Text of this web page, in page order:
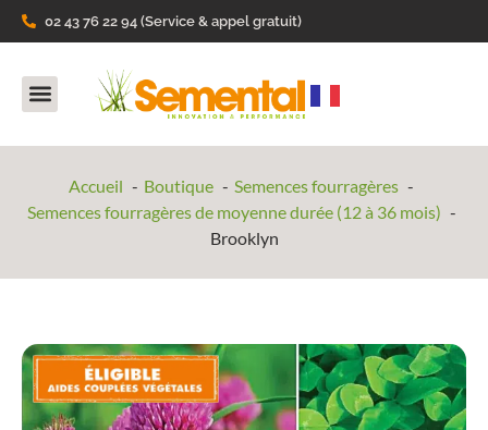
02 43 76 22 94 (Service & appel gratuit)
Accueil Boutique
Semences fourragères
Semences fourragères de moyenne durée (12 à 36 mois)
Brooklyn